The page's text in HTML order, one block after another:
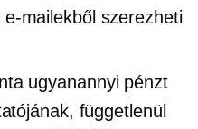
mailekből szerezheti
ugyanannyi pénzt
függetlenül